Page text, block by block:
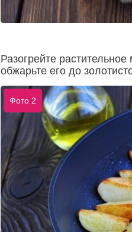
Разогрейте
обжарьте его до
Фото 2